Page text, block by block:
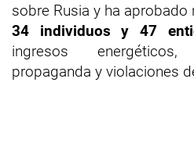
sobre Rusia y ha
34 individuos y 47
ingresos
propaganda y violaciones